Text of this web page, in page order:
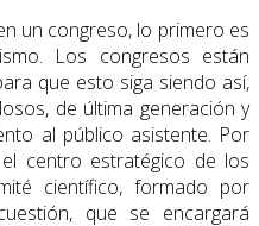
un congreso, lo primero es
Los congresos están
que esto siga siendo así,
de última generación y
al público asistente. Por
centro estratégico de los
científico, formado por
que se encargará